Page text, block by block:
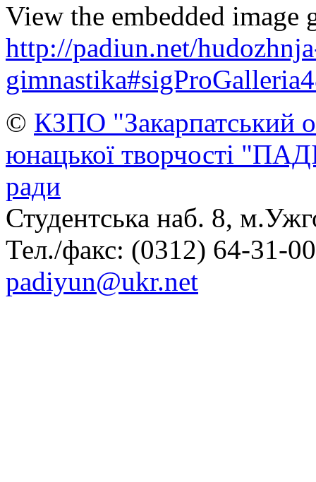
View the embedded image
http://padiun.net/
© КЗПО "Закарпатський
юнацької творчості
ради
Студентська наб. 8,
Тел./факс: (0312) 64-31-
padiyun@ukr.net